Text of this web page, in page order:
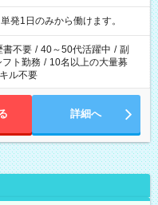
6：00 など
発1日のみから働けます。
書不要 / 40～50代活躍中 / 副
フト勤務 / 10名以上の大量募
ル不要
詳細へ